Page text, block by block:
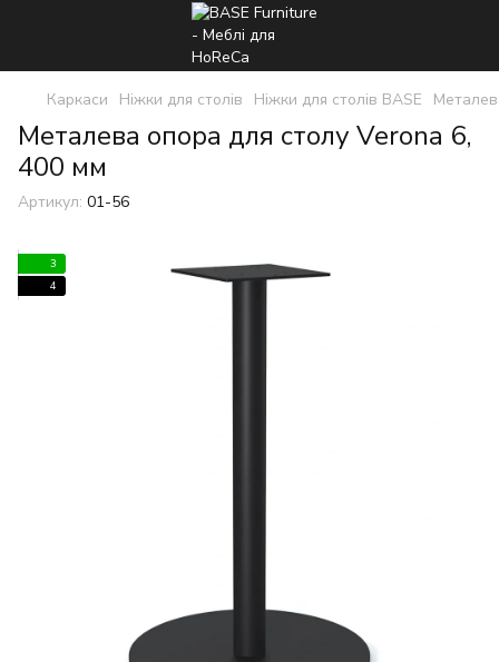
Каркаси Ніжки для столів Ніжки для столів BASE
Металева опора для столу Verona 6,
400 мм
Артикул: 01-56
3
4